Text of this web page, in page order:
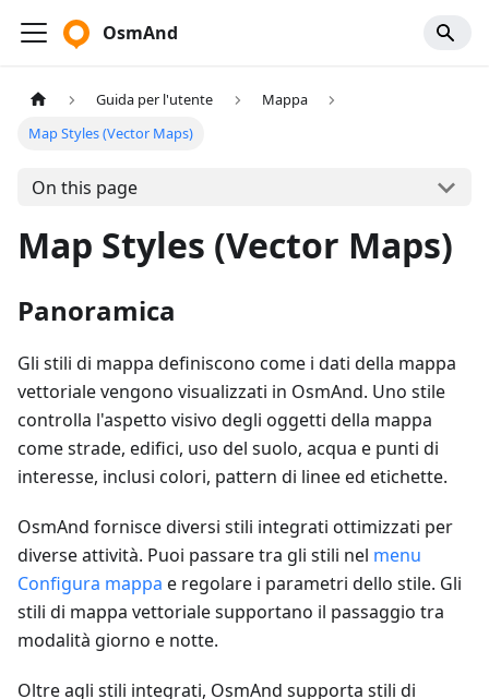
OsmAnd
Guida per l'utente
Mappa
Map Styles (Vector Maps)
On this page
Map Styles (Vector Maps)
Panoramica
Gli stili di mappa definiscono come i dati della mappa
vettoriale vengono visualizzati in OsmAnd. Uno stile
controlla l'aspetto visivo degli oggetti della mappa
come strade, edifici, uso del suolo, acqua e punti di
interesse, inclusi colori, pattern di linee ed etichette.
OsmAnd fornisce diversi stili integrati ottimizzati per
diverse attività. Puoi passare tra gli stili nel menu
Configura mappa e regolare i parametri dello stile. Gli
stili di mappa vettoriale supportano il passaggio tra
modalità giorno e notte.
Oltre agli stili integrati, OsmAnd supporta stili di